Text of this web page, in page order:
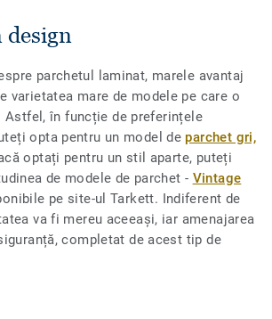
parchetul laminat, marele avantaj
varietatea mare de modele pe care o
în funcție de preferințele
opta pentru un model deparchet gri,
optați pentru un stil aparte, puteți
de modele de parchet - Vintage
pe site-ul Tarkett. Indiferent de
va fi mereu aceeași, iar amenajarea
completat de acest tip de